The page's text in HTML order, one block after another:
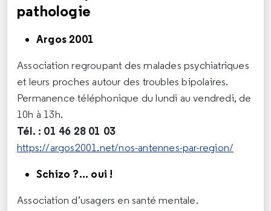
pathologie
Argos 2001
Association regroupant des malades psychiatriques
et leurs proches autour des troubles bipolaires.
Permanence téléphonique du lundi au vendredi, de
10h à 13h.
Tél. : 01 46 28 01 03
https://argos2001.net/nos-antennes-par-region/
Schizo ?... oui !
Association d’usagers en santé mentale.